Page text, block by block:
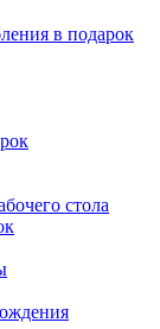
в подарок
стола